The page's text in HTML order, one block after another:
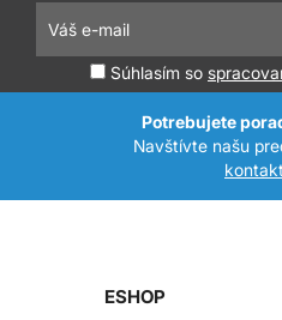
Súhlasím so
Potrebujete
Navštívte našu
ESHOP